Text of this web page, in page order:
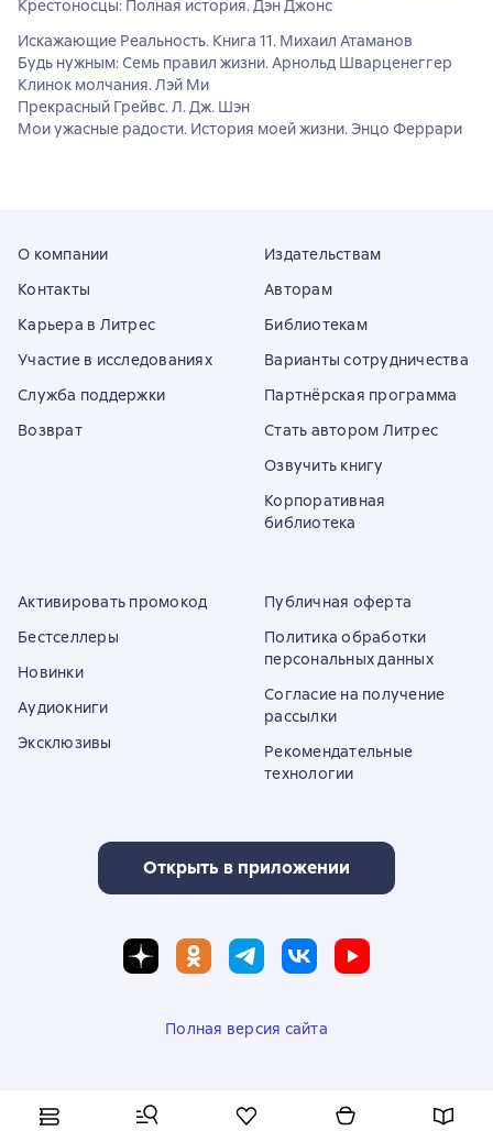
Крестоносцы: Полная история. Дэн Джонс
Искажающие Реальность. Книга 11. Михаил Атаманов
Будь нужным: Семь правил жизни. Арнольд Шварценеггер
Клинок молчания. Лэй Ми
Прекрасный Грейвс. Л. Дж. Шэн
Мои ужасные радости. История моей жизни. Энцо Феррари
О компании
Контакты
Карьера в Литрес
Участие в исследованиях
Служба поддержки
Возврат
Издательствам
Авторам
Библиотекам
Варианты сотрудничества
Партнёрская программа
Стать автором Литрес
Озвучить книгу
Корпоративная
библиотека
Активировать промокод
Бестселлеры
Новинки
Аудиокниги
Эксклюзивы
Публичная оферта
Политика обработки
персональных данных
Согласие на получение
рассылки
Рекомендательные
технологии
Открыть в приложении
Полная версия сайта